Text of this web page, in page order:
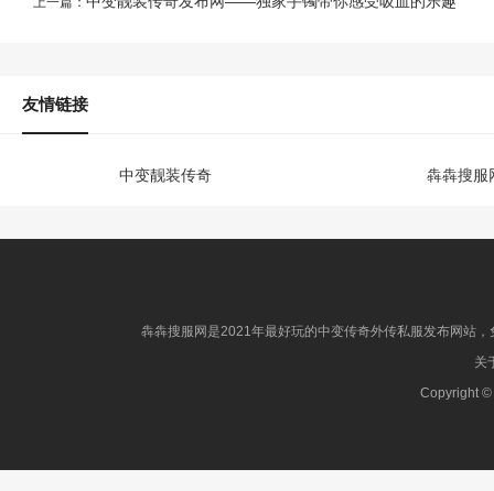
友情链接
中变靓装传奇 犇犇搜服
犇犇搜服网是2021年最好玩的中变传奇外传私服发布网站
关
Copyright